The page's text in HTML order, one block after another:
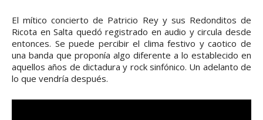
El mítico concierto de Patricio Rey y sus Redonditos de
Ricota en Salta quedó registrado en audio y circula desde
entonces. Se puede percibir el clima festivo y caotico de
una banda que proponía algo diferente a lo establecido en
aquellos años de dictadura y rock sinfónico. Un adelanto de
lo que vendría después.